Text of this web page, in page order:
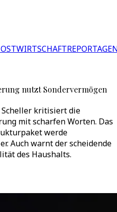
WIRTSCHAFT
nutzt Sondervermögen
Scheller kritisiert die
mit scharfen Worten. Das
werde
Auch warnt der scheidende
des Haushalts.